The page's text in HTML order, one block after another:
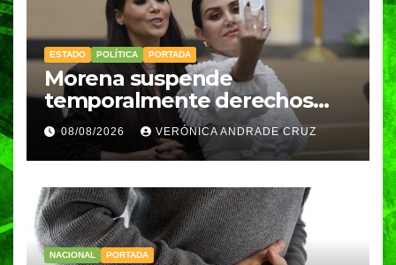
ESTADO POLÍTICA PORTADA
Morena suspende
temporalmente derechos
partidarios de Nayeli Salvatori
y Graciela Palomares
08/08/2026 VERÓNICA ANDRADE CRUZ
NACIONAL PORTADA